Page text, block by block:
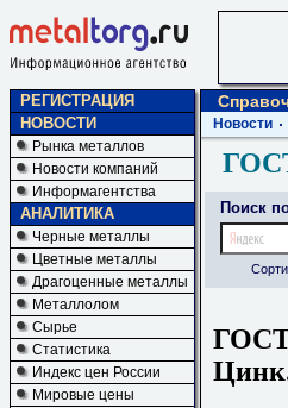
РЕГИСТРАЦИЯ
НОВОСТИ
Рынка металлов
Новости компаний
Информагентства
АНАЛИТИКА
Черные металлы
Цветные металлы
Драгоценные металлы
Металлолом
Сырье
Статистика
Индекс цен России
Мировые цены
Новости
Поиск
ГОСТ